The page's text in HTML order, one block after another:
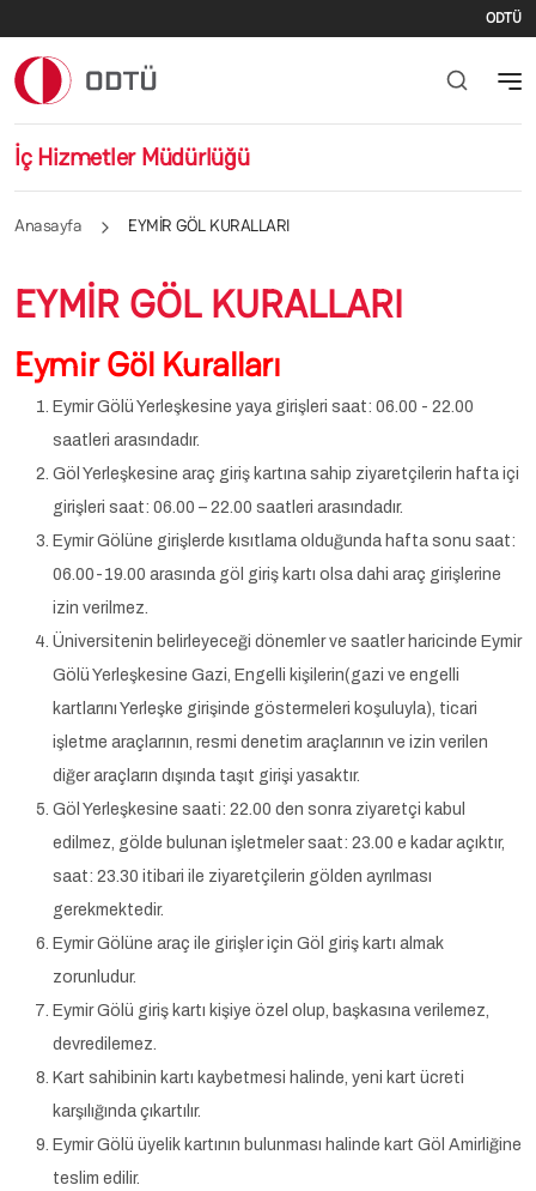
ODTÜ
İç Hizmetler Müdürlüğü
Anasayfa EYMİR GÖL KURALLARI
EYMİR GÖL KURALLARI
Eymir Göl Kuralları
Eymir Gölü Yerleşkesine yaya girişleri saat: 06.00 - 22.00
saatleri arasındadır.
Göl Yerleşkesine araç giriş kartına sahip ziyaretçilerin hafta içi
girişleri saat: 06.00 – 22.00 saatleri arasındadır.
Eymir Gölüne girişlerde kısıtlama olduğunda hafta sonu saat:
06.00-19.00 arasında göl giriş kartı olsa dahi araç girişlerine
izin verilmez.
Üniversitenin belirleyeceği dönemler ve saatler haricinde Eymir
Gölü Yerleşkesine Gazi, Engelli kişilerin(gazi ve engelli
kartlarını Yerleşke girişinde göstermeleri koşuluyla), ticari
işletme araçlarının, resmi denetim araçlarının ve izin verilen
diğer araçların dışında taşıt girişi yasaktır.
Göl Yerleşkesine saati: 22.00 den sonra ziyaretçi kabul
edilmez, gölde bulunan işletmeler saat: 23.00 e kadar açıktır,
saat: 23.30 itibari ile ziyaretçilerin gölden ayrılması
gerekmektedir.
Eymir Gölüne araç ile girişler için Göl giriş kartı almak
zorunludur.
Eymir Gölü giriş kartı kişiye özel olup, başkasına verilemez,
devredilemez.
Kart sahibinin kartı kaybetmesi halinde, yeni kart ücreti
karşılığında çıkartılır.
Eymir Gölü üyelik kartının bulunması halinde kart Göl Amirliğine
teslim edilir.